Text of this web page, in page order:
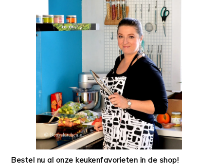
Bestel nu al onze keukenfavorieten in de shop!